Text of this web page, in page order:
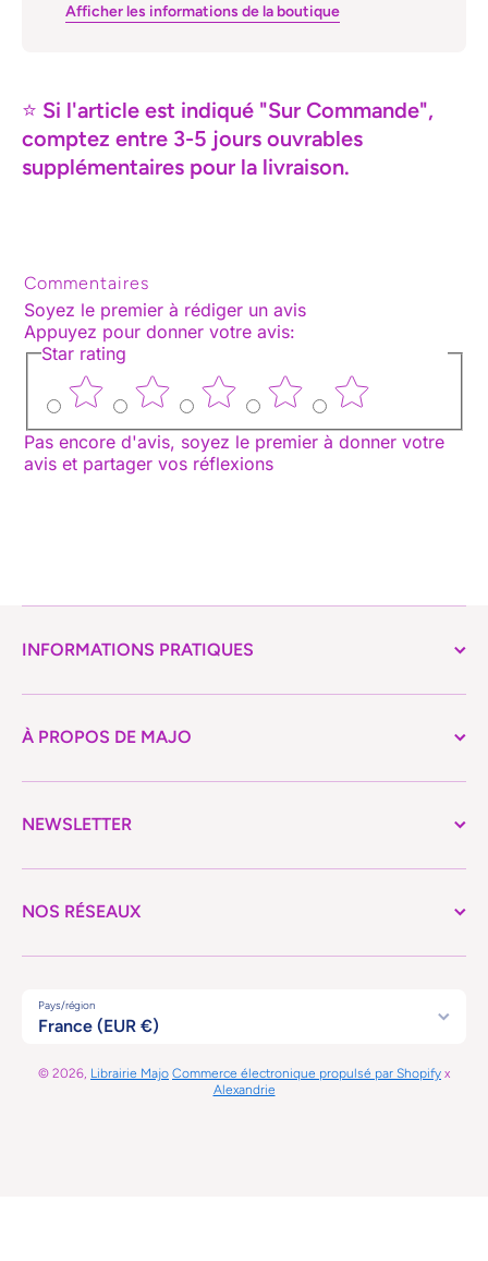
Afficher les informations de la boutique
⭐ Si l'article est indiqué "Sur Commande",
comptez entre 3-5 jours ouvrables
supplémentaires pour la livraison.
Commentaires
Soyez le premier à rédiger un avis
Appuyez pour donner votre avis:
Star rating
Pas encore d'avis, soyez le premier à donner votre
avis et partager vos réflexions
INFORMATIONS PRATIQUES
À PROPOS DE MAJO
NEWSLETTER
NOS RÉSEAUX
Pays/région
France (EUR €)
© 2026, Librairie Majo Commerce électronique propulsé par Shopify x
Alexandrie